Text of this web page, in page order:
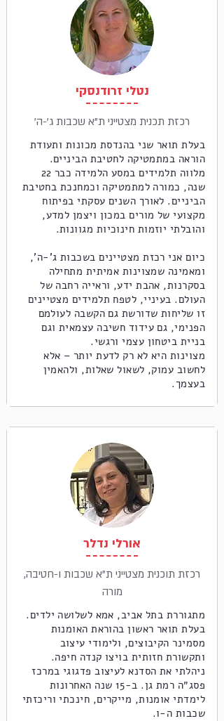
נטלי זרודנסקי
'רכזת תכנית מצטייני ת"א שכבות ג'-ה
בעלת תואר שני בהנדסת מכונות ותעודת
הוראה במתמטיקה לחטיבת הביניים.
מלווה תלמידים במסע הלמידה כבר 22
שנה, כמורה למתמטיקה וכמחנכת בחטיבת
הביניים. לאורך השנים עסקתי בפיתוח
מקצועי של מורים במכון ויצמן למדע,
והובלתי יוזמות חינוכיות מגוונות.
כיום אני רכזת מצטיינים בשכבות ג’-ה’,
ומאמינה שמצוינות אמיתית מתחילה
בסקרנות, אהבת ידע, וראייה רחבה של
העולם. בעיניי, לטפח תלמידים מצטיינים
זו שליחות שדורשת גם הקשבה לעולמם
הפנימי, גם עידוד חשיבה עצמאית וגם
בניית ביטחון עצמי ורגשי.
מצוינות היא לא רק לדעת יותר – אלא
לחשוב עמוק, לשאול שאלות, ולהאמין
בעצמך.
אורלי נדלר
רכזת תוכנית מצטייני ת"א שכבות ו-חטיבה,
מורה
מתגוררת בתל אביב, אמא לשלושה ילדים.
בעלת תואר ראשון בהוראת האומנות
מסמינר הקיבוצים, ולימודי עיצוב
ותקשורת חזותית בויצו קנדה חיפה.
ניהלתי את הסדנא לעיצוב פדגוגי במרכז
פסג״ה רמת גן. ב-15 שנה האחרונות
לימדתי אומנות, מייקרים, חינכתי וריכזתי
שכבות ה-ו.